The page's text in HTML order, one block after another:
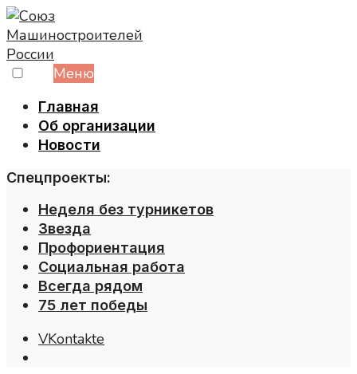
Skip
to
content
Меню
Главная
Об организации
Новости
Спецпроекты:
Неделя без турникетов
Звезда
Профориентация
Социальная работа
Всегда рядом
75 лет победы
VKontakte